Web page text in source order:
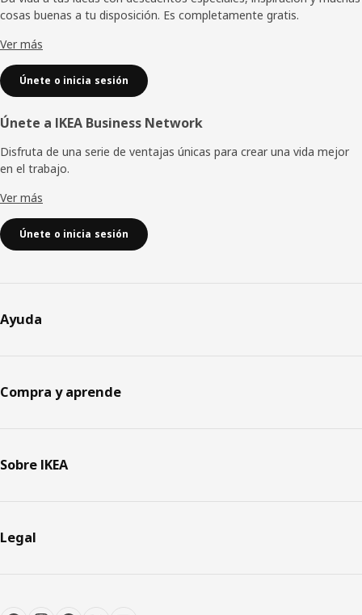
página
cosas buenas a tu disposición. Es completamente gratis.
Ver más
Únete o inicia sesión
Únete a IKEA Business Network
Disfruta de una serie de ventajas únicas para crear una vida mejor
en el trabajo.
Ver más
Únete o inicia sesión
Ayuda
Compra y aprende
Sobre IKEA
Legal